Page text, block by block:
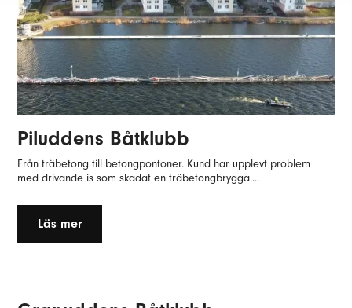
Piluddens Båtklubb
Från träbetong till betongpontoner. Kund har upplevt problem
med drivande is som skadat en träbetongbrygga....
Läs mer